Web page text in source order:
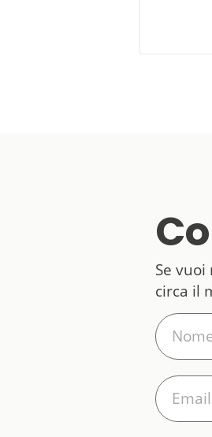
Se
circa il